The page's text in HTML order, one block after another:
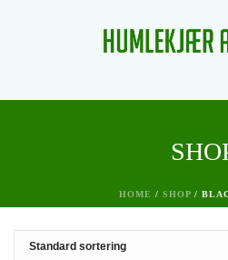
HOME / SHOP /